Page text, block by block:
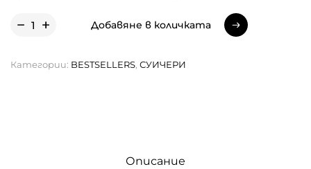
Добавяне в количката
Категории: BESTSELLERS, СУИЧЕРИ
Описание